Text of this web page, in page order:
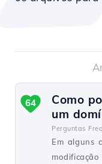
Como
um
Perguntas
Em alguns
64